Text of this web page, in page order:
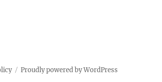
Proudly powered by WordPress